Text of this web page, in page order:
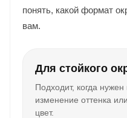
понять, какой формат
вам.
Для стойкого
Подходит, когда
изменение оттенка
цвет.